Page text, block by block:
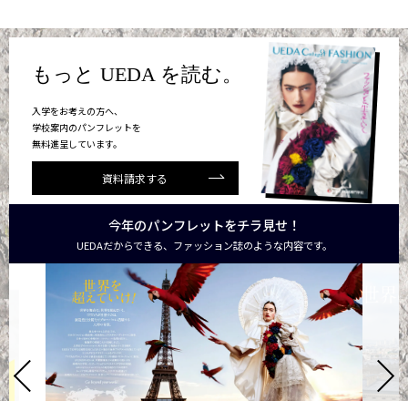
もっと UEDA を読む。
入学をお考えの方へ、
学校案内のパンフレットを
無料進呈しています。
資料請求する
今年のパンフレットをチラ見せ！
UEDAだからできる、ファッション誌のような内容です。